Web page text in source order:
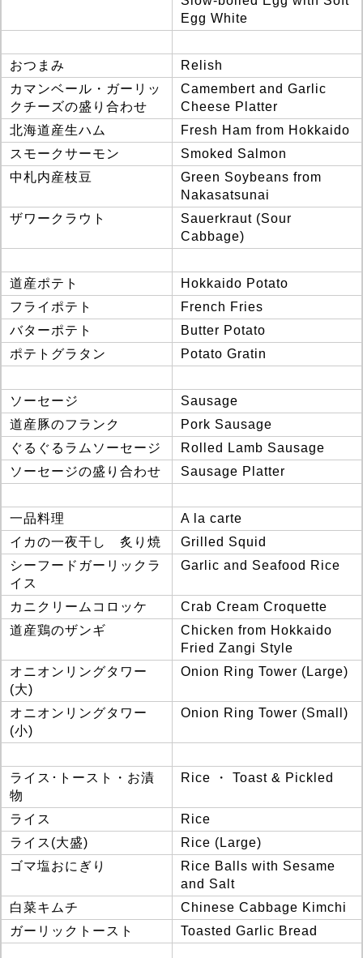
Egg White
おつまみ
Relish
カマンベール・ガーリッ
クチーズの盛り合わせ
Camembert and Garlic
Cheese Platter
北海道産生ハム
Fresh Ham from Hokkaido
スモークサーモン
Smoked Salmon
中札内産枝豆
Green Soybeans from
Nakasatsunai
ザワークラウト
Sauerkraut (Sour
Cabbage)
道産ポテト
Hokkaido Potato
フライポテト
French Fries
バターポテト
Butter Potato
ポテトグラタン
Potato Gratin
ソーセージ
Sausage
道産豚のフランク
Pork Sausage
ぐるぐるラムソーセージ
Rolled Lamb Sausage
ソーセージの盛り合わせ
Sausage Platter
一品料理
A la carte
イカの一夜干し 炙り焼
Grilled Squid
シーフードガーリックラ
イス
Garlic and Seafood Rice
カニクリームコロッケ
Crab Cream Croquette
道産鶏のザンギ
Chicken from Hokkaido
Fried Zangi Style
オニオンリングタワー
(大)
Onion Ring Tower (Large)
オニオンリングタワー
(小)
Onion Ring Tower (Small)
ライス･トースト・お漬
物
Rice ・ Toast & Pickled
ライス
Rice
ライス(大盛)
Rice (Large)
ゴマ塩おにぎり
Rice Balls with Sesame
and Salt
白菜キムチ
Chinese Cabbage Kimchi
ガーリックトースト
Toasted Garlic Bread